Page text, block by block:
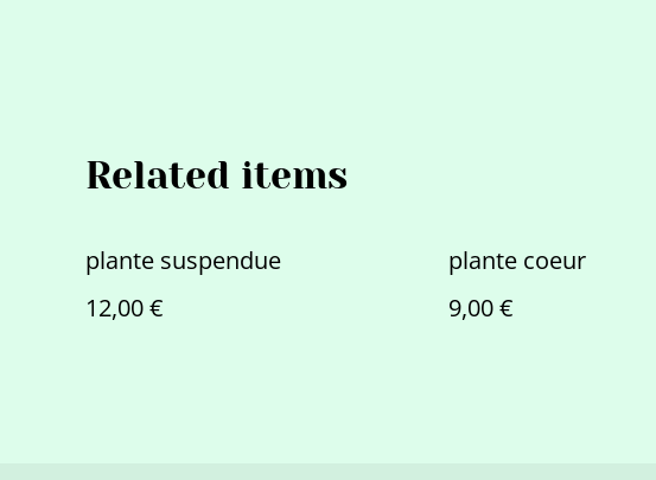
Related items
plante suspendue
12,00 €
plante coeur
9,00 €